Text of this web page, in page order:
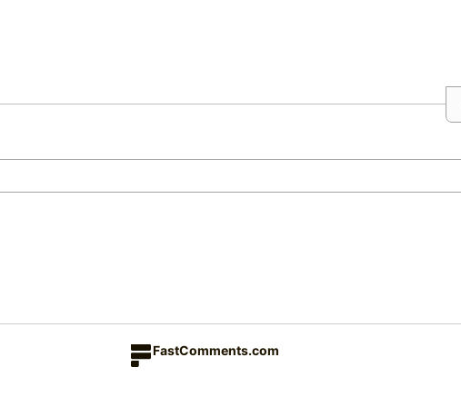
FastComments.com